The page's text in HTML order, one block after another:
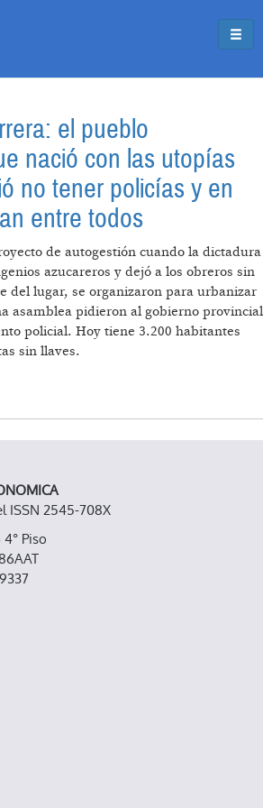
el pueblo
nació con las utopías
no tener policías y en
entre todos
de autogestión cuando la dictadura
azucareros y dejó a los obreros sin
del lugar, se organizaron para urbanizar
asamblea pidieron al gobierno provincial
policial. Hoy tiene 3.200 habitantes
sin llaves.
ELIGIÓ NO TENER POLICÍAS Y EN
CUIDAN ENTRE TODOS
ISSN 2545-708X
Piso